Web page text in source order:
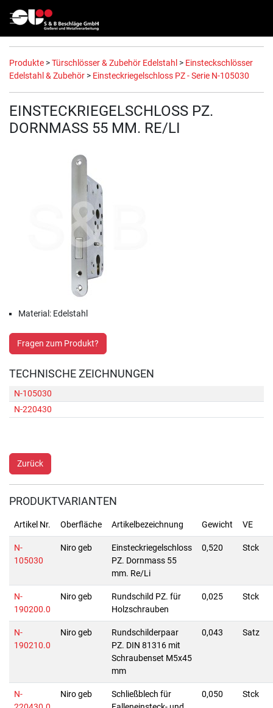
Produkte >Türschlösser & Zubehör Edelstahl > Einsteckschlösser
Edelstahl & Zubehör > Einsteckriegelschloss PZ - Serie N-105030
EINSTECKRIEGELSCHLOSS PZ.
DORNMASS 55 MM. RE/LI
Material: Edelstahl
Fragen zum Produkt?
TECHNISCHE ZEICHNUNGEN
N-105030
N-220430
Zurück
PRODUKTVARIANTEN
Artikel Nr. Oberfläche Artikelbezeichnung Gewicht VE
N-
105030
Niro geb
Einsteckriegelschloss
PZ. Dornmass 55
mm. Re/Li
0,520 Stck
N-
190200.0
Niro geb
Rundschild PZ. für
Holzschrauben
0,025 Stck
N-
190210.0
Niro geb
Rundschilderpaar
PZ. DIN 81316 mit
Schraubenset M5x45
mm
0,043 Satz
N-
Niro geb
Schließblech für
0,050 Stck